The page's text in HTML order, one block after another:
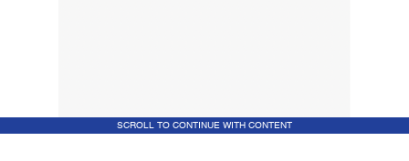
SCROLL TO CONTINUE WITH CONTENT